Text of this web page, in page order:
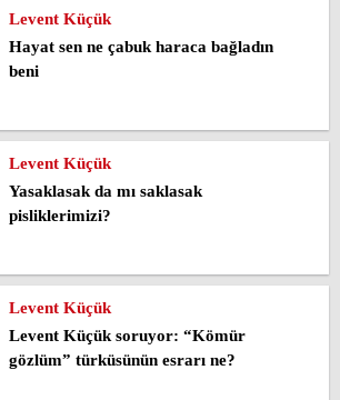
Levent Küçük
Hayat sen ne çabuk haraca bağladın
beni
Levent Küçük
Yasaklasak da mı saklasak
pisliklerimizi?
Levent Küçük
Levent Küçük soruyor: “Kömür
gözlüm” türküsünün esrarı ne?